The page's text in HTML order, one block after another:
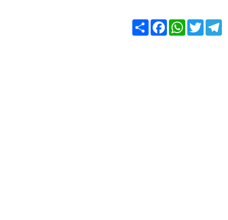
Share FacebookWhatsApp
Twitter